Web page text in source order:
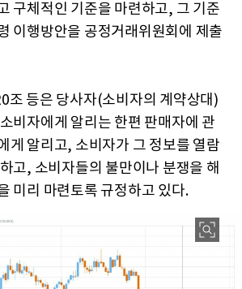
구체적인 기준을 마련하고, 그 기준
이행방안을 공정거래위원회에 제출
조 등은 당사자(소비자의 계약상대)
비자에게 알리는 한편 판매자에 관
게 알리고, 소비자가 그 정보를 열람
고, 소비자들의 불만이나 분쟁을 해
미리 마련토록 규정하고 있다.